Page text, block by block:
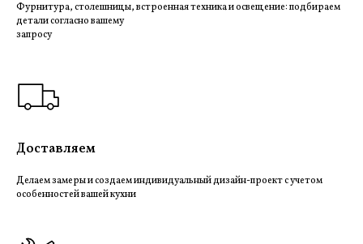
Фурнитура, столешницы, встроенная техника и освещение: подбираем
детали согласно вашему
запросу
Доставляем
Делаем замеры и создаем индивидуальный дизайн-проект с учетом
особенностей вашей кухни